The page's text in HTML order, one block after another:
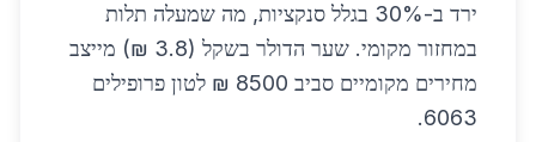
ירד ב-30% בגלל סנקציות, מה שמעלה תלות
במחזור מקומי. שער הדולר בשקל (3.8 ₪) מייצב
מחירים מקומיים סביב 8500 ₪ לטון פרופילים
6063.